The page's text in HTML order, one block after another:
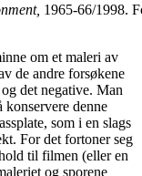
1965-66/1998.
om et maleri av
de andre forsøkene
det negative. Man
konservere denne
som i en slags
For det fortoner seg
til filmen (eller en
og sporene